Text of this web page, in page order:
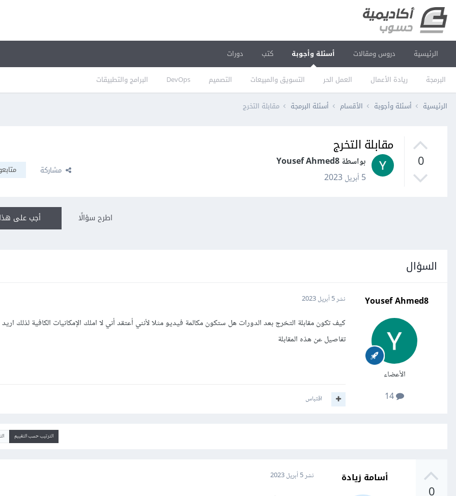
الرئيسية دروس ومقالات أسئلة وأجوبة
البرمجة ريادة الأعمال العمل الحر التسويق والمبيعات التصميم DevOps البرامج والتطبيقات
كتب دورات
الرئيسية أسئلة وأجوبة الأقسام أسئلة البرمجة مقابلة التخرج
0
مقابلة التخرج
بواسطة Yousef Ahmed8
5 أبريل 2023
مشاركة
أجب على اطرح سؤالًا
السؤال
Yousef Ahmed8
الأعضاء
نشر5 أبريل 2023
كيف تكون مقابلة التخرج بعد الدورات هل ستكون مكالمة فيديو مثلا لأنني أعتقد أني لا املك الإمكانيات الكافية لذلك
تفاصيل عن هذه المقابلة
اقتباس
الترتيب حسب التقييم
أسامة زيادة نشر5 أبريل 2023